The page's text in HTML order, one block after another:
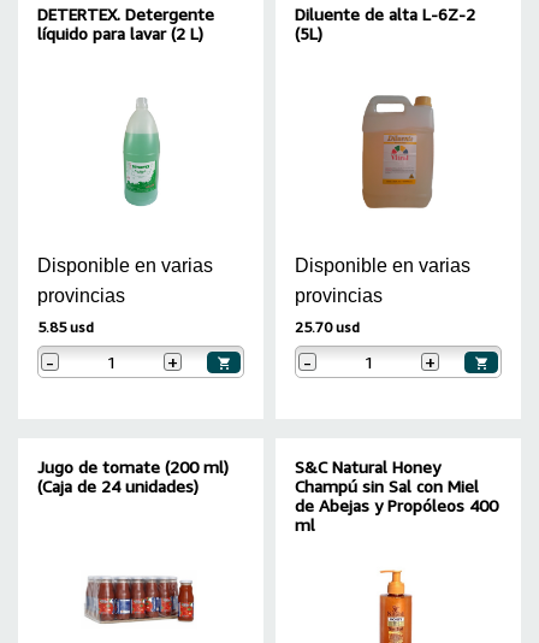
DETERTEX. Detergente
líquido para lavar (2 L)
Disponible en varias
provincias
5.85 usd
- +
Diluente de alta L-6Z-2
(5L)
Disponible en varias
provincias
25.70 usd
- +
Jugo de tomate (200 ml)
(Caja de 24 unidades)
S&C Natural Honey
Champú sin Sal con Miel
de Abejas y Propóleos 400
ml